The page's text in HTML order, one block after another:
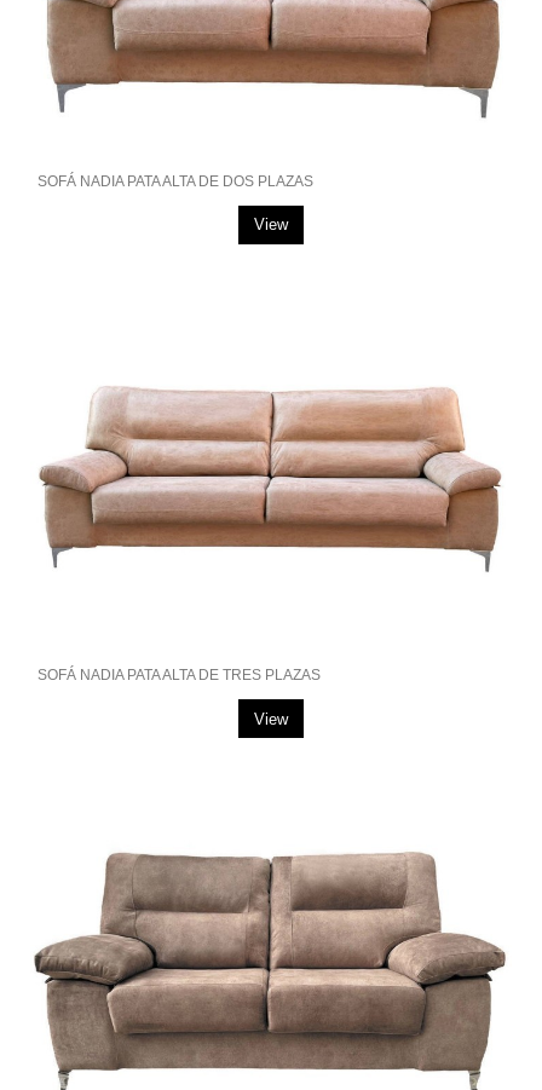
SOFÁ NADIA PATA ALTA DE DOS PLAZAS
View
SOFÁ NADIA PATA ALTA DE TRES PLAZAS
View